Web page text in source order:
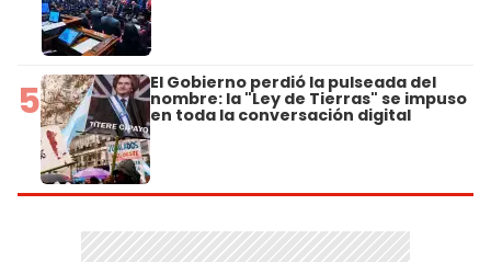
5 El Gobierno perdió la pulseada del
nombre: la "Ley de Tierras" se impuso
en toda la conversación digital